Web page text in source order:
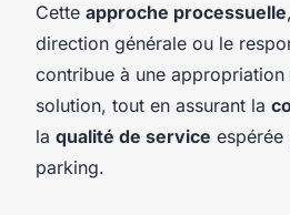
Cette approche processuelle
direction générale ou le
contribue à une appropriation
solution, tout en assurant la
la qualité de service espérée
parking.